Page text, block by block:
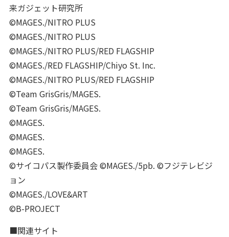
来ガジェット研究所
©MAGES./NITRO PLUS
©MAGES./NITRO PLUS
©MAGES./NITRO PLUS/RED FLAGSHIP
©MAGES./RED FLAGSHIP/Chiyo St. Inc.
©MAGES./NITRO PLUS/RED FLAGSHIP
©Team GrisGris/MAGES.
©Team GrisGris/MAGES.
©MAGES.
©MAGES.
©MAGES.
©サイコパス製作委員会 ©MAGES./5pb. ©フジテレビジ
ョン
©MAGES./LOVE&ART
©B-PROJECT
■関連サイト